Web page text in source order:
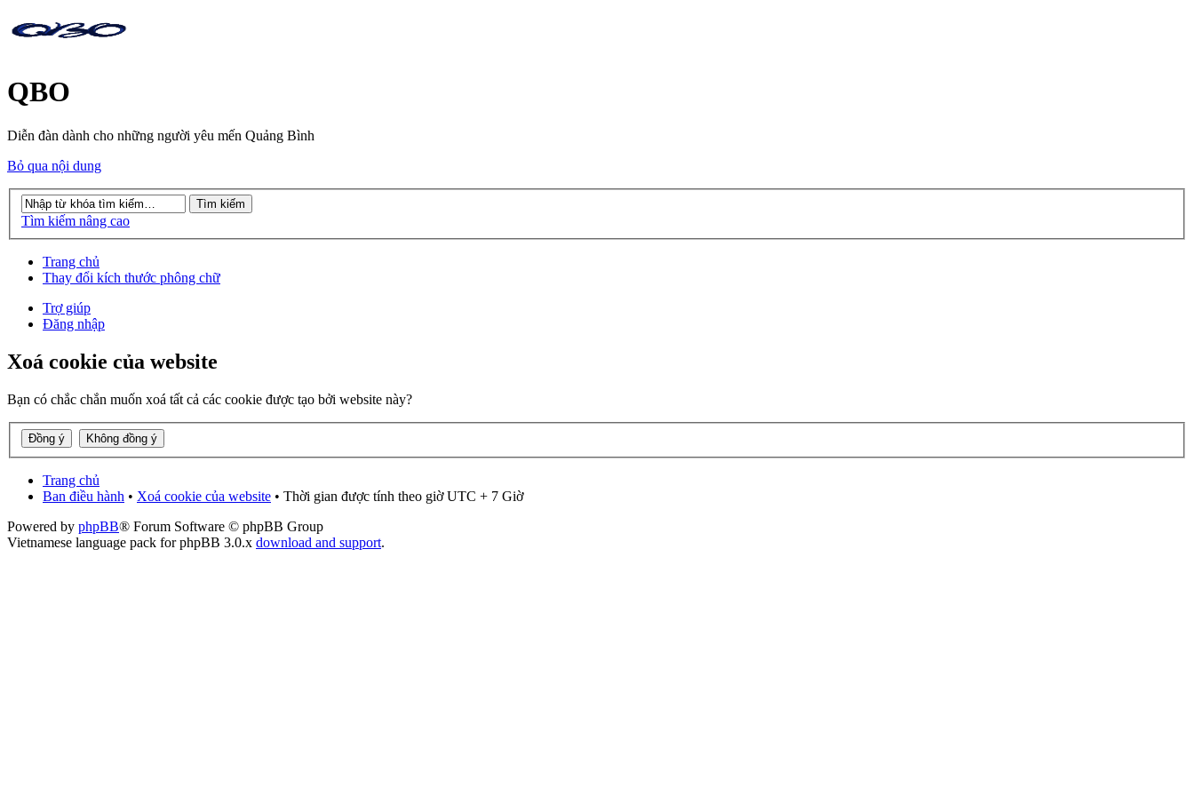
QBO
Diễn đàn dành cho những người yêu mến Quảng Bình
Bỏ qua nội dung
Tìm kiếm nâng cao
Trang chủ
Thay đổi kích thước phông chữ
Trợ giúp
Đăng nhập
Xoá cookie của website
Bạn có chắc chắn muốn xoá tất cả các cookie được tạo bởi website này?
Trang chủ
Ban điều hành • Xoá cookie của website • Thời gian được tính theo giờ UTC + 7 Giờ
Powered by phpBB® Forum Software © phpBB Group
Vietnamese language pack for phpBB 3.0.x download and support.